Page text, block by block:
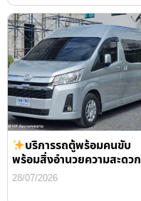
บริการรถตู้พร้อมคนขับ
พร้อมสิ่งอำนวยความสะดวก
28/07/2026